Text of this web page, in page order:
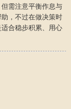
需注意平衡作息与
，不过在做决策时
合稳步积累、用心